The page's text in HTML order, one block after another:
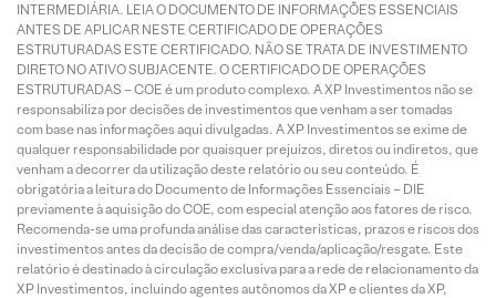
INTERMEDIÁRIA. LEIA O DOCUMENTO DE INFORMAÇÕES ESSENCIAIS
ANTES DE APLICAR NESTE CERTIFICADO DE OPERAÇÕES
ESTRUTURADAS ESTE CERTIFICADO. NÃO SE TRATA DE INVESTIMENTO
DIRETO NO ATIVO SUBJACENTE. O CERTIFICADO DE OPERAÇÕES
ESTRUTURADAS – COE é um produto complexo. A XP Investimentos não se
responsabiliza por decisões de investimentos que venham a ser tomadas
com base nas informações aqui divulgadas. A XP Investimentos se exime de
qualquer responsabilidade por quaisquer prejuízos, diretos ou indiretos, que
venham a decorrer da utilização deste relatório ou seu conteúdo. É
obrigatória a leitura do Documento de Informações Essenciais – DIE
previamente à aquisição do COE, com especial atenção aos fatores de risco.
Recomenda-se uma profunda análise das características, prazos e riscos dos
investimentos antes da decisão de compra/venda/aplicação/resgate. Este
relatório é destinado à circulação exclusiva para a rede de relacionamento da
XP Investimentos, incluindo agentes autônomos da XP e clientes da XP,